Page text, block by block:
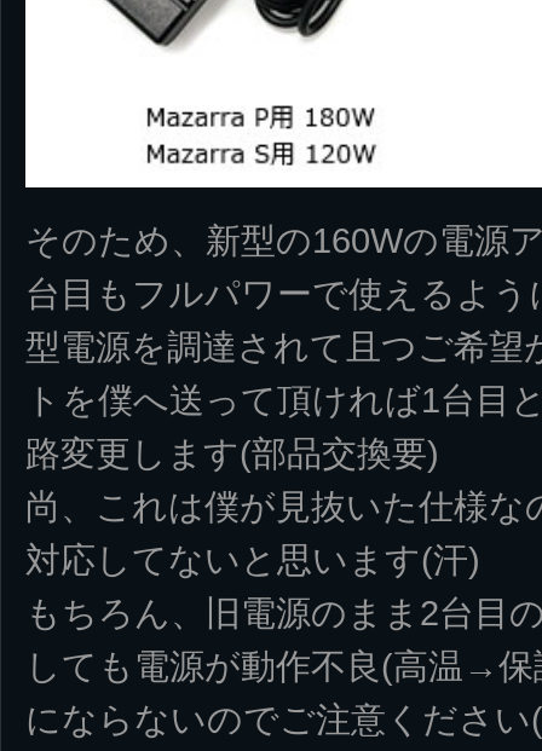
そのため、新型の160Wの電源
台目もフルパワーで使えるよ
型電源を調達されて且つご希
トを僕へ送って頂ければ1台目
路変更します(部品交換要)
尚、これは僕が見抜いた仕様
対応してないと思います(汗)
もちろん、旧電源のまま2台目
しても電源が動作不良(高温→
にならないのでご注意ください